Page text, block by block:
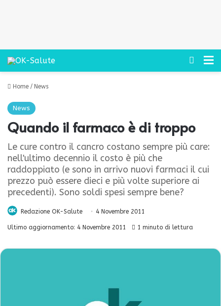
Cerca
Home / News
News
Quando il farmaco è di troppo
Le cure contro il cancro costano sempre più care:
nell'ultimo decennio il costo è più che
raddoppiato (e sono in arrivo nuovi farmaci il cui
prezzo può essere dieci e più volte superiore ai
precedenti). Sono soldi spesi sempre bene?
Redazione OK-Salute 4 Novembre 2011
Ultimo aggiornamento: 4 Novembre 2011 1 minuto di lettura